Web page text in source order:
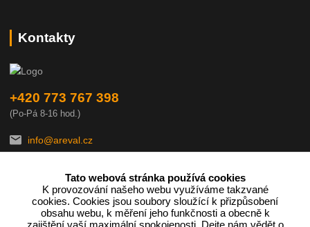
Kontakty
+420 773 767 398
(Po-Pá 8-16 hod.)
info@areval.cz
Tato webová stránka používá cookies
K provozování našeho webu využíváme takzvané
cookies. Cookies jsou soubory sloužící k přizpůsobení
obsahu webu, k měření jeho funkčnosti a obecně k
zajištění vaší maximální spokojenosti. Dejte nám vědět o